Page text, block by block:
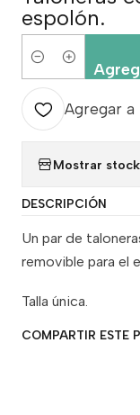
espolón.
Cantidad
Agregar a
Mostrar
DESCRIPCIÓN
Un par de
removible para el
Talla única.
COMPARTIR ESTE